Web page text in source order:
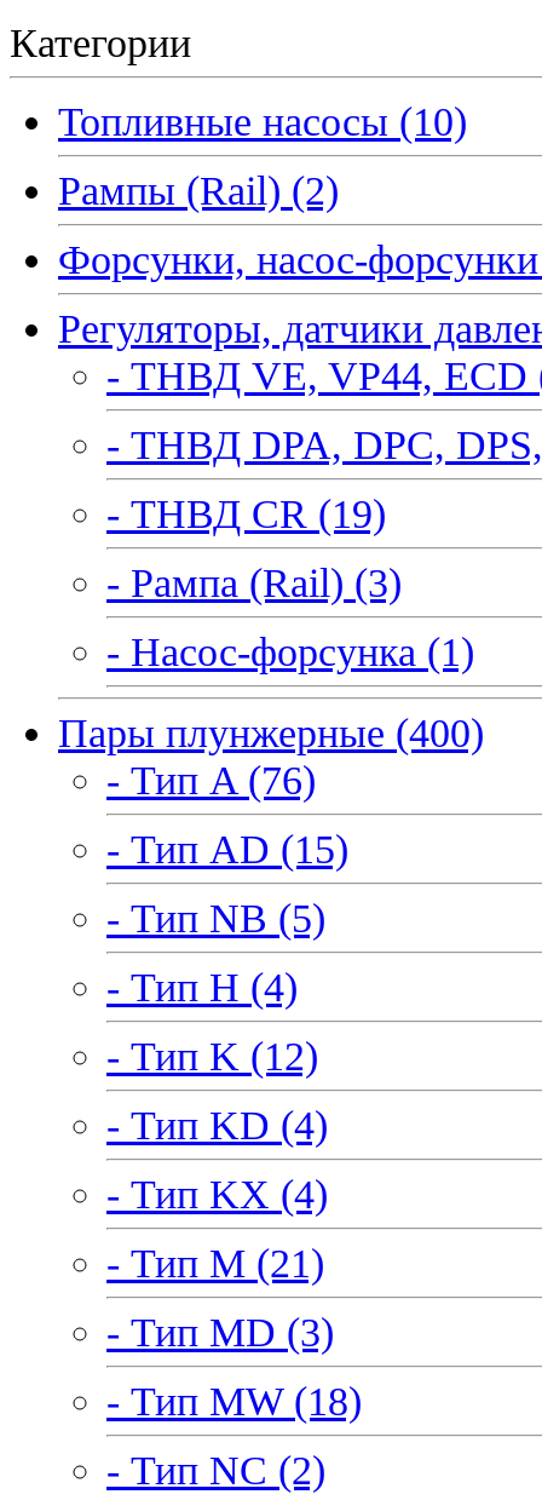
Категории
Топливные насосы (10)
Рампы (Rail) (2)
Форсунки, насос-
Регуляторы, датчики
- ТНВД VE, VP44, ECD
- ТНВД DPA, DPC,
- ТНВД CR (19)
- Рампа (Rail) (3)
- Насос-форсунка (1)
Пары плунжерные (400)
- Тип A (76)
- Тип AD (15)
- Тип NB (5)
- Тип H (4)
- Тип K (12)
- Тип KD (4)
- Тип KX (4)
- Тип M (21)
- Тип MD (3)
- Тип MW (18)
- Тип NC (2)